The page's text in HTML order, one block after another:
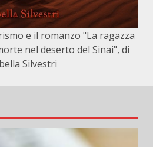
e il romanzo "La ragazza
nel deserto del Sinai", di
Silvestri